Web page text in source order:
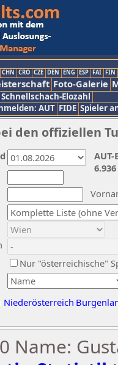
CHN CRO CZE DEN ENG ESP FAI FIN
Foto-Galerie
Schnellschach-Elozahl
AUT FIDE Spieler
den offiziellen
Nur "österreichische"
Niederösterreich
6.936
Name: